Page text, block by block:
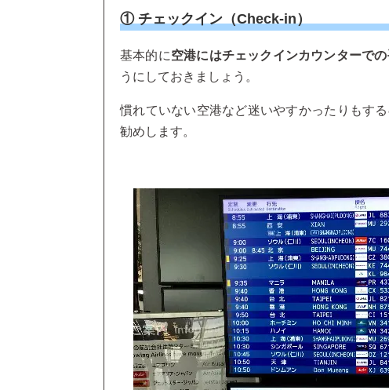
① チェックイン（Check-in）
基本的に空港にはチェックインカウンターで
うにしておきましょう。
慣れていない空港など迷いやすかったりもす
勧めします。